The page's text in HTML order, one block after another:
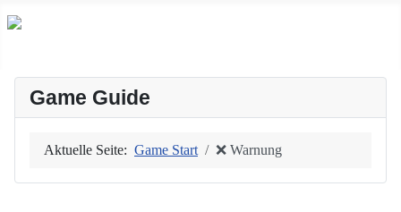
Game Guide
Aktuelle Seite: Game Start ❌ Warnung